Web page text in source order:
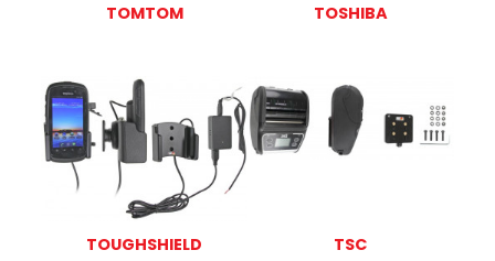
TOMTOM TOSHIBA
TOUGHSHIELD TSC